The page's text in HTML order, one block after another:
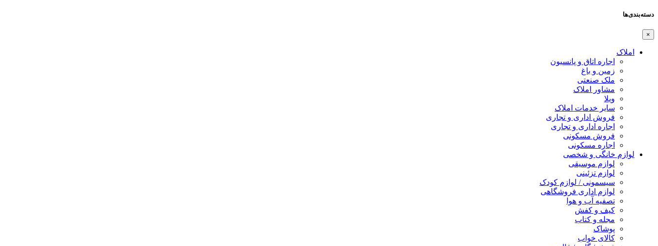
دسته‌بندی‌ها
×
املاک
اجاره اتاق و پانسیون
زمین و باغ
ملک صنعتی
مشاور املاک
ویلا
سایر خدمات املاک
فروش اداری و تجاری
اجاره اداری و تجاری
فروش مسکونی
اجاره مسکونی
لوازم خانگی و شخصی
لوازم موسیقی
لوازم تزئینی
سیسمونی / لوازم کودک
لوازم اداری فروشگاهی
تصفیه آب و هوا
کیف و کفش
مجله و کتاب
پوشاک
کالای خواب